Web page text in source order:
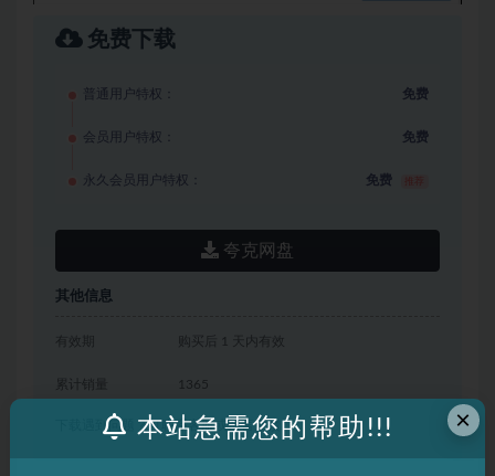
免费下载
普通用户特权： 免费
会员用户特权： 免费
永久会员用户特权： 免费
夸克网盘
其他信息
有效期 购买后 1 天内有效
累计销量 1365
下载遇到问题？可联系客服或留言反馈 ×
本站急需您的帮助!!!